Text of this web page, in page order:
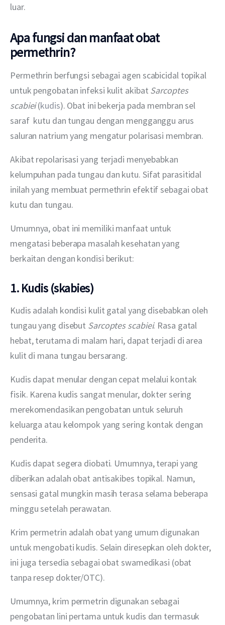
luar.
Apa fungsi dan manfaat obat
permethrin?
Permethrin berfungsi sebagai agen scabicidal topikal
untuk pengobatan infeksi kulit akibat Sarcoptes
scabiei (kudis). Obat ini bekerja pada membran sel
saraf  kutu dan tungau dengan mengganggu arus
saluran natrium yang mengatur polarisasi membran.
Akibat repolarisasi yang terjadi menyebabkan
kelumpuhan pada tungau dan kutu. Sifat parasitidal
inilah yang membuat permethrin efektif sebagai obat
kutu dan tungau.
Umumnya, obat ini memiliki manfaat untuk
mengatasi beberapa masalah kesehatan yang
berkaitan dengan kondisi berikut:
1. Kudis (skabies)
Kudis adalah kondisi kulit gatal yang disebabkan oleh
tungau yang disebut Sarcoptes scabiei. Rasa gatal
hebat, terutama di malam hari, dapat terjadi di area
kulit di mana tungau bersarang.
Kudis dapat menular dengan cepat melalui kontak
fisik. Karena kudis sangat menular, dokter sering
merekomendasikan pengobatan untuk seluruh
keluarga atau kelompok yang sering kontak dengan
penderita.
Kudis dapat segera diobati. Umumnya, terapi yang
diberikan adalah obat antisakibes topikal. Namun,
sensasi gatal mungkin masih terasa selama beberapa
minggu setelah perawatan.
Krim permetrin adalah obat yang umum digunakan
untuk mengobati kudis. Selain diresepkan oleh dokter,
ini juga tersedia sebagai obat swamedikasi (obat
tanpa resep dokter/OTC).
Umumnya, krim permetrin digunakan sebagai
pengobatan lini pertama untuk kudis dan termasuk